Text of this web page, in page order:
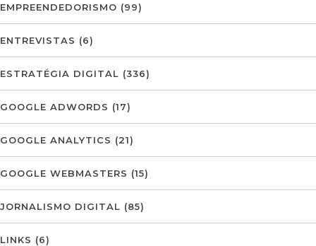
EMPREENDEDORISMO (99)
ENTREVISTAS (6)
ESTRATÉGIA DIGITAL (336)
GOOGLE ADWORDS (17)
GOOGLE ANALYTICS (21)
GOOGLE WEBMASTERS (15)
JORNALISMO DIGITAL (85)
LINKS (6)